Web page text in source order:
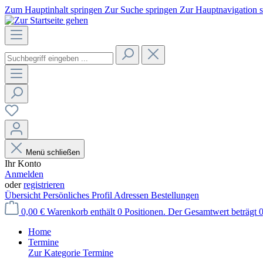
Zum Hauptinhalt springen Zur Suche springen Zur Hauptnavigation
Menü schließen
Ihr Konto
Anmelden
oderregistrieren
Übersicht Persönliches Profil Adressen Bestellungen
0,00 € Warenkorb enthält 0 Positionen. Der Gesamtwert beträgt
Home
Termine
Zur Kategorie Termine